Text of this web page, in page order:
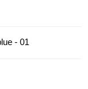
- 01